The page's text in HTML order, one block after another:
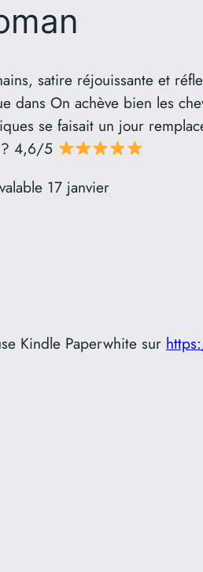
satire réjouissante et
dans On achève bien les
se faisait un jour
? 4,6/5
17 janvier
Kindle Paperwhite sur